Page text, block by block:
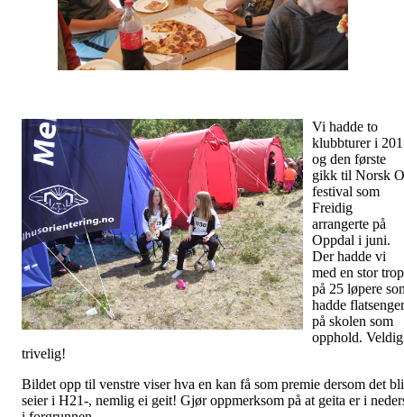
Vi hadde to
klubbturer i
og den første
gikk til Norsk
festival som
Freidig
arrangerte på
Oppdal i juni.
Der hadde vi
med en stor
på 25 løpere
hadde flatsenger
på skolen som
opphold. Veldig
trivelig!
Bildet opp til venstre viser hva en kan få som premie dersom det
seier i H21-, nemlig ei geit! Gjør oppmerksom på at geita er i